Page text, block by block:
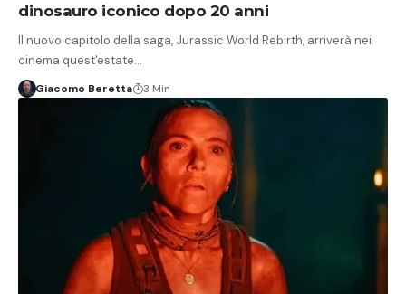
dinosauro iconico dopo 20 anni
Il nuovo capitolo della saga, Jurassic World Rebirth, arriverà nei
cinema quest'estate…
Giacomo Beretta 3 Min